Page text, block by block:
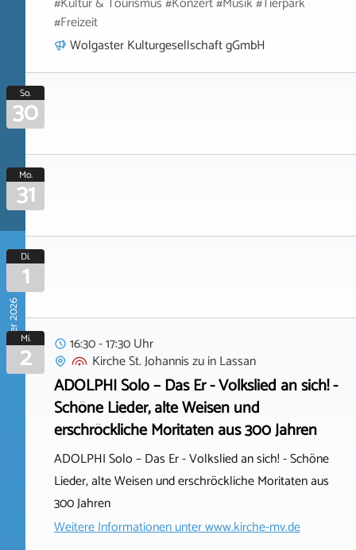
#Freizeit
Wolgaster Kulturgesellschaft gGmbH
So.
30
Mo.
31
September 2026
Di.
1
Mi.
2
16:30 - 17:30 Uhr
Kirche St. Johannis zuinLassan
ADOLPHI Solo – Das Er - Volkslied an sich! -
Schöne Lieder, alte Weisen und
erschröckliche Moritaten aus 300 Jahren
ADOLPHI Solo – Das Er - Volkslied an sich! - Schöne
Lieder, alte Weisen und erschröckliche Moritaten aus
300 Jahren
Weitere Informationen unterwww.kirche-mv.de